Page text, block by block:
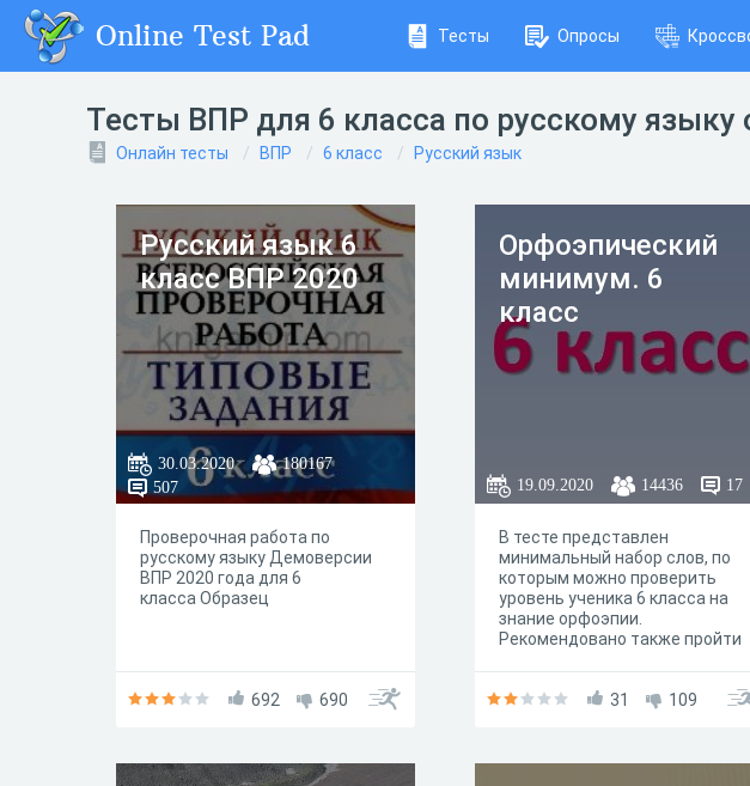
Online Test Pad Тесты Опросы
Тесты ВПР для 6 класса по русскому языку
Онлайн тесты ВПР 6 класс Русский язык
Русский язык 6
класс ВПР 2020
30.03.2020
180167
507
Проверочная работа по
русскому языку Демоверсии
ВПР 2020 года для 6
класса Образец
692 690
Орфоэпический
минимум. 6
класс
19.09.2020 14436 17
В тесте представлен
минимальный набор слов, по
которым можно проверить
уровень ученика 6 класса на
знание орфоэпии.
Рекомендовано также пройти
31 109